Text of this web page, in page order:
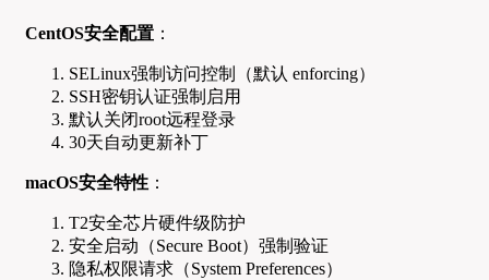
CentOS安全配置 ：
SELinux强制访问控制（默认 enforcing）
SSH密钥认证强制启用
默认关闭root远程登录
30天自动更新补丁
macOS安全特性 ：
T2安全芯片硬件级防护
安全启动（Secure Boot）强制验证
隐私权限请求（System Preferences）